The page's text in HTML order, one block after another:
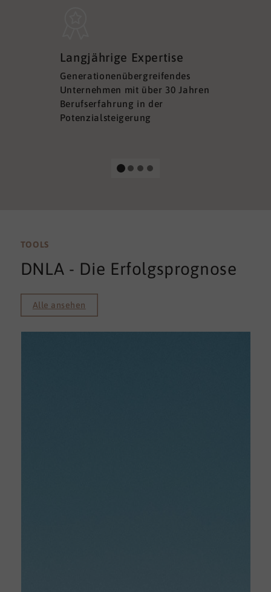
Langjährige Expertise
Generationenübergreifendes
Unternehmen mit über 30 Jahren
Berufserfahrung in der
Potenzialsteigerung
TOOLS
DNLA - Die Erfolgsprognose
Alle ansehen